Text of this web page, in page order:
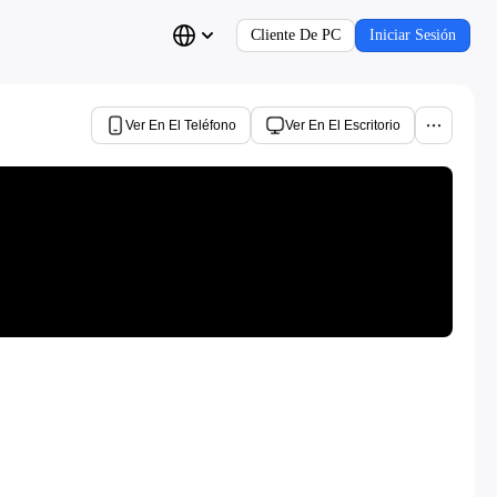
Cliente De PC Iniciar Sesión
Ver En El Teléfono Ver En El Escritorio